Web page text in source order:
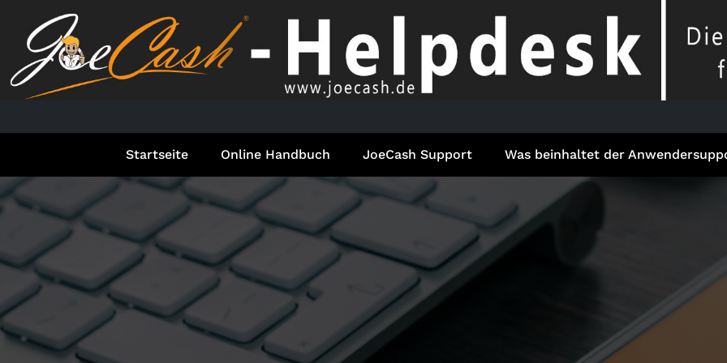
Inhalt
Startseite Online Handbuch JoeCash Support Was beinhaltet der